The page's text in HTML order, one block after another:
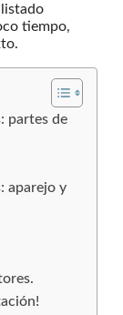
tiempo,
partes de
aparejo y